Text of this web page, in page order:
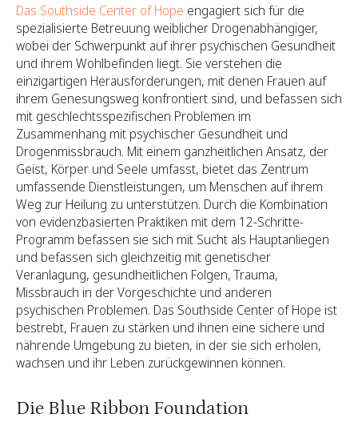
Das Southside Center of Hope engagiert sich für die
spezialisierte Betreuung weiblicher Drogenabhängiger,
wobei der Schwerpunkt auf ihrer psychischen Gesundheit
und ihrem Wohlbefinden liegt. Sie verstehen die
einzigartigen Herausforderungen, mit denen Frauen auf
ihrem Genesungsweg konfrontiert sind, und befassen sich
mit geschlechtsspezifischen Problemen im
Zusammenhang mit psychischer Gesundheit und
Drogenmissbrauch. Mit einem ganzheitlichen Ansatz, der
Geist, Körper und Seele umfasst, bietet das Zentrum
umfassende Dienstleistungen, um Menschen auf ihrem
Weg zur Heilung zu unterstützen. Durch die Kombination
von evidenzbasierten Praktiken mit dem 12-Schritte-
Programm befassen sie sich mit Sucht als Hauptanliegen
und befassen sich gleichzeitig mit genetischer
Veranlagung, gesundheitlichen Folgen, Trauma,
Missbrauch in der Vorgeschichte und anderen
psychischen Problemen. Das Southside Center of Hope ist
bestrebt, Frauen zu stärken und ihnen eine sichere und
nährende Umgebung zu bieten, in der sie sich erholen,
wachsen und ihr Leben zurückgewinnen können.
Die Blue Ribbon Foundation